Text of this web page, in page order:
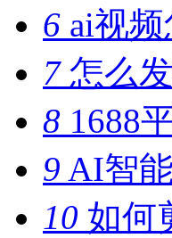
6 ai视
7怎么
8 1688
9 AI智
10 如何